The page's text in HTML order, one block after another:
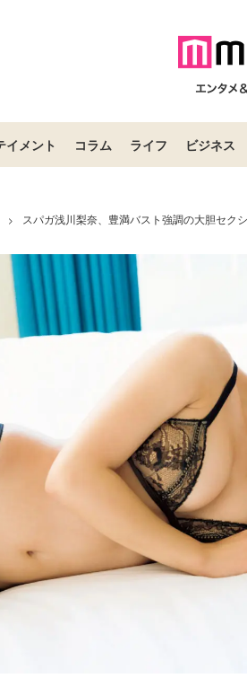
イメント コラム ライフ ビジネス
> スパガ浅川梨奈、豊満バスト強調の大胆セク